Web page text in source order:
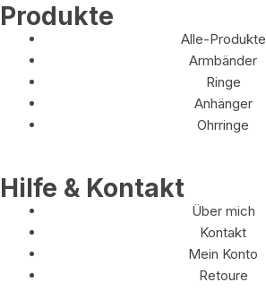
Produkte
Alle-Produkte
Armbänder
Ringe
Anhänger
Ohrringe
Hilfe & Kontakt
Über mich
Kontakt
Mein Konto
Retoure